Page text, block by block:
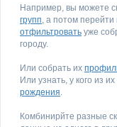
Например, вы можете
групп, а потом перейти
отфильтровать уже
городу.
Или собрать их
Или узнать, у кого из
рождения.
Комбинирйте разные